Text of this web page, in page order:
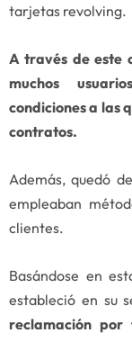
tarjetas revolving.
A través de este
muchos
condiciones a las
contratos.
Además, quedó
empleaban
clientes.
Basándose en
estableció en su
reclamación